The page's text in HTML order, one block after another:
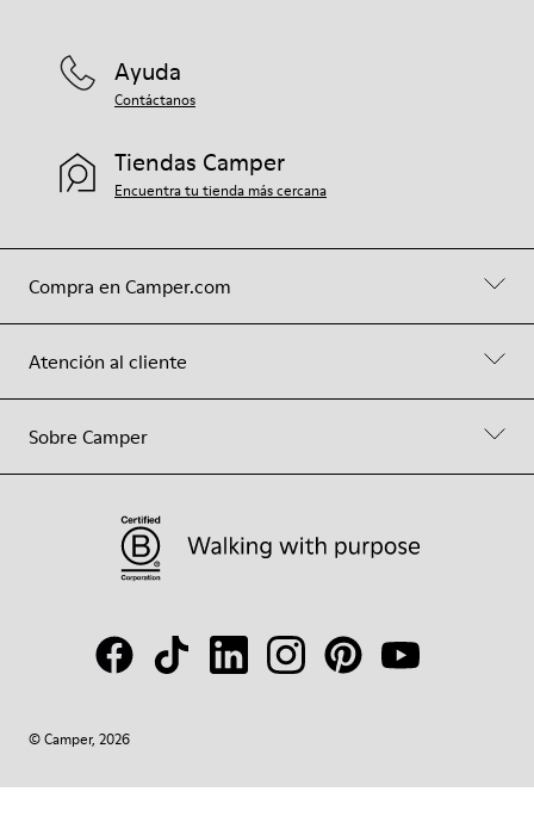
Compra en Camper.com
Atención al cliente
Sobre Camper
Ayuda
Contáctanos
Tiendas Camper
Encuentra tu tienda más cercana
© Camper, 2026